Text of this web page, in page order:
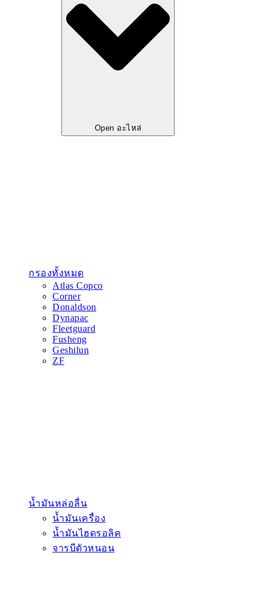
Open อะไหล่
กรองทั้งหมด
Atlas Copco
Corner
Donaldson
Dynapac
Fleetguard
Fusheng
Geshilun
ZF
น้ำมันหล่อลื่น
น้ำมันเครื่อง
น้ำมันไฮดรอลิค
จารบีตัวหนอน